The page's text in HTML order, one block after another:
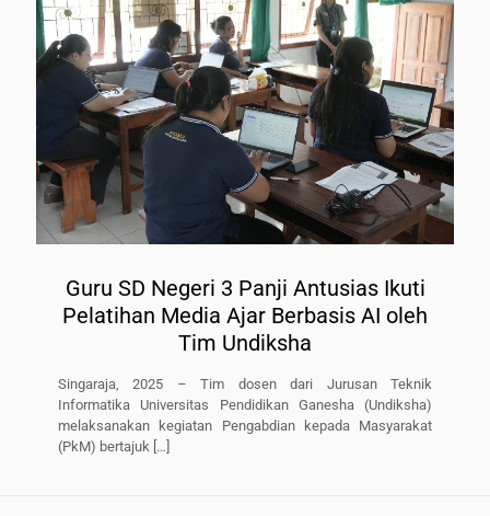
Guru SD Negeri 3 Panji Antusias Ikuti
Pelatihan Media Ajar Berbasis AI oleh
Tim Undiksha
Singaraja, 2025 – Tim dosen dari Jurusan Teknik
Informatika Universitas Pendidikan Ganesha (Undiksha)
melaksanakan kegiatan Pengabdian kepada Masyarakat
(PkM) bertajuk […]